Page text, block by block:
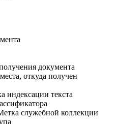
документа
откуда получен
индексации текста
служебной коллекции